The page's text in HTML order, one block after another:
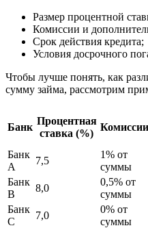
Размер процентной
Комиссии и
Срок действия кредита;
Условия досрочного
Чтобы лучше понять, как
сумму займа, рассмотрим
Банк
Процентная
ставка (%)
Комиссии
Банк
A
7,5
1% от
суммы
Банк
B
8,0
0,5% от
суммы
Банк
C
7,0
0% от
суммы